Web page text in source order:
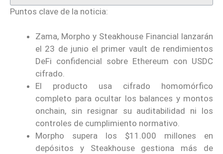
Puntos clave de la noticia:
Zama, Morpho y Steakhouse Financial lanzarán
el 23 de junio el primer vault de rendimientos
DeFi confidencial sobre Ethereum con USDC
cifrado.
El producto usa cifrado homomórfico
completo para ocultar los balances y montos
onchain, sin resignar su auditabilidad ni los
controles de cumplimiento normativo.
Morpho supera los $11.000 millones en
depósitos y Steakhouse gestiona más de